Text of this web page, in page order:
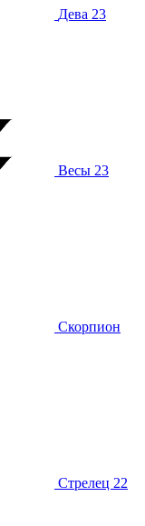
Дева 23
Весы 23
Скорпион
Стрелец 22